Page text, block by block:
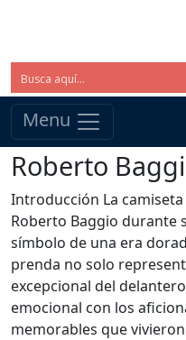
Menu
Roberto
Introducción La
Roberto Baggio durante
símbolo de una era
prenda no solo
excepcional del
emocional con los
memorables que